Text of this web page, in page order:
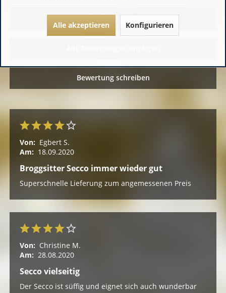
Bewertung schreiben
Von: Egbert S.
Am: 18.09.2020
Broggsitter Secco immer wieder gut
Superschnelle Lieferung zum angemessenen Preis
Von: Christine M.
Am: 28.08.2020
Secco vielseitig
Der Secco ist süffig und eignet sich auch wunderbar
Alle akzeptieren Konfigurieren